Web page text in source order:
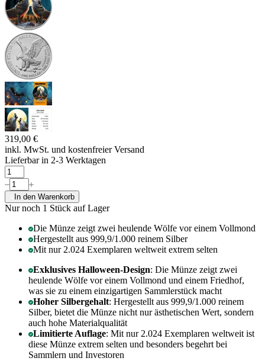
319,00 €
inkl. MwSt. und kostenfreier Versand
Lieferbar in 2-3 Werktagen
In den Warenkorb
Nur noch 1 Stück auf Lager
Die Münze zeigt zwei heulende Wölfe vor einem Vollmond
Hergestellt aus 999,9/1.000 reinem Silber
Mit nur 2.024 Exemplaren weltweit extrem selten
Exklusives Halloween-Design: Die Münze zeigt zwei
heulende Wölfe vor einem Vollmond und einem Friedhof,
was sie zu einem einzigartigen Sammlerstück macht
Hoher Silbergehalt: Hergestellt aus 999,9/1.000 reinem
Silber, bietet die Münze nicht nur ästhetischen Wert, sondern
auch hohe Materialqualität
Limitierte Auflage: Mit nur 2.024 Exemplaren weltweit ist
diese Münze extrem selten und besonders begehrt bei
Sammlern und Investoren